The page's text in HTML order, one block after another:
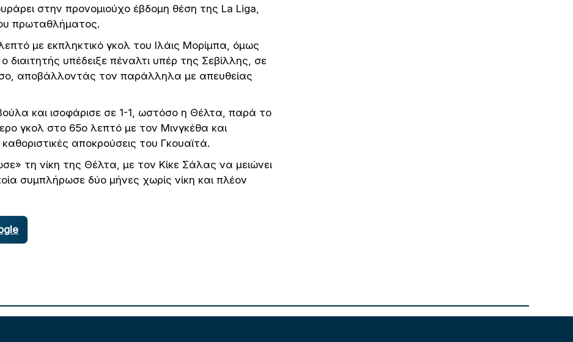
στην προνομιούχο έβδομη θέση της La Liga,
πρωταθλήματος.
με εκπληκτικό γκολ του Ιλάις Μορίμπα, όμως
υπέδειξε πέναλτι υπέρ της Σεβίλλης, σε
αποβάλλοντάς τον παράλληλα με απευθείας
και ισοφάρισε σε 1-1, ωστόσο η Θέλτα, παρά το
γκολ στο 65ο λεπτό με τον Μινγκέθα και
αποκρούσεις του Γκουαϊτά.
τη νίκη της Θέλτα, με τον Κίκε Σάλας να μειώνει
συμπλήρωσε δύο μήνες χωρίς νίκη και πλέον